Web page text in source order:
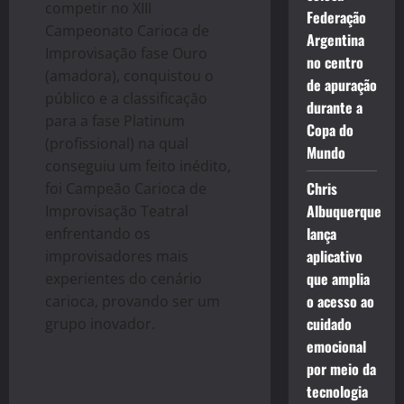
competir no XIII
Campeonato Carioca de
Improvisação fase Ouro
(amadora), conquistou o
público e a classificação
para a fase Platinum
(profissional) na qual
conseguiu um feito inédito,
foi Campeão Carioca de
Improvisação Teatral
enfrentando os
improvisadores mais
experientes do cenário
carioca, provando ser um
grupo inovador.
Federação
Argentina
no centro
de apuração
durante a
Copa do
Mundo
Chris
Albuquerque
lança
aplicativo
que amplia
o acesso ao
cuidado
emocional
por meio da
tecnologia